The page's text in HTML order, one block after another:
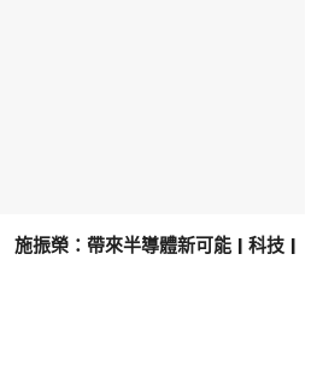
振榮：帶來半導體新可能 | 科技 |